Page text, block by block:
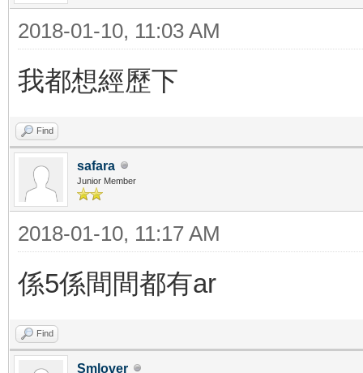
2018-01-10, 11:03 AM
我都想經歷下
Find
safara
Junior Member
2018-01-10, 11:17 AM
係5係間間都有ar
Find
Smlover